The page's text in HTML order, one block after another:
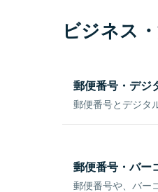
ビジネス
郵便番号・デジ
郵便番号とデジタ
郵便番号・バー
郵便番号や、バー